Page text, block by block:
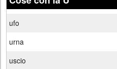
ufo
urna
uscio